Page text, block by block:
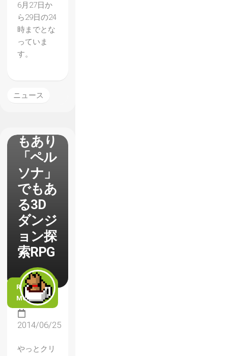
6月27日か
ら29日の24
時までとな
っていま
す。
ニュース
【ペル
ソナ
Q】レ
ビュ
ー
「世界
もあり
「ペル
ソナ」
でもあ
る3D
ダンジ
ョン探
索RPG
READ
MORE
2014/06/25
やっとクリ